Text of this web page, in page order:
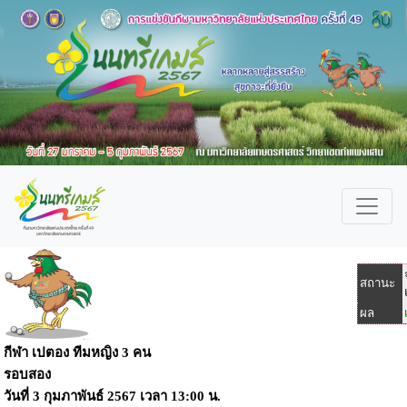
สถานะ
ผล
กีฬา เปตอง ทีมหญิง 3 คน
รอบสอง
วันที่ 3 กุมภาพันธ์ 2567 เวลา 13:00 น.